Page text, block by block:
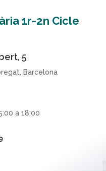
1r-2n Cicle
5
Barcelona
a 18:00